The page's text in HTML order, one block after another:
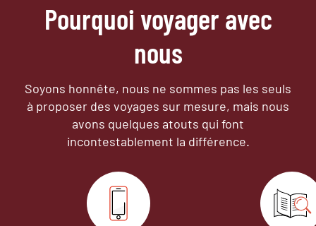
Pourquoi voyager avec
nous
Soyons honnête, nous ne sommes pas les seuls
à proposer des voyages sur mesure, mais nous
avons quelques atouts qui font
incontestablement la différence.